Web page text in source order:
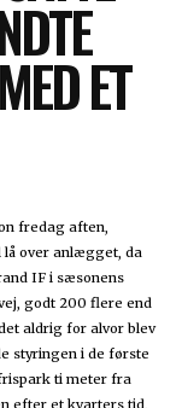
ET
fredag aften,
over anlægget, da
IF i sæsonens
godt 200 flere end
aldrig for alvor blev
ti meter fra
efter et kvarters tid,